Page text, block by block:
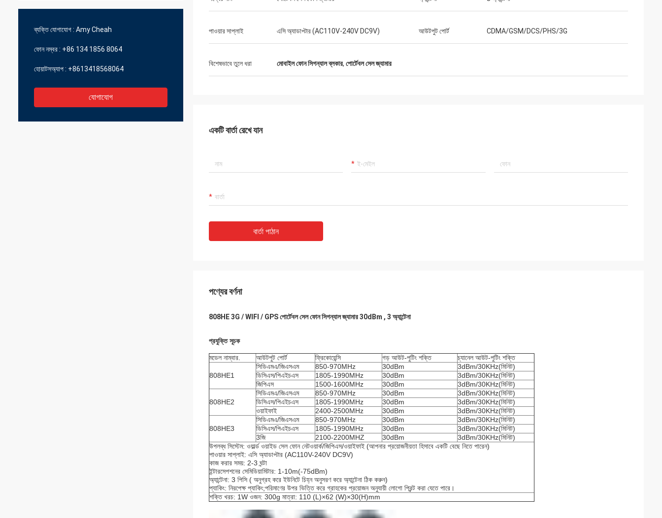
ব্যক্তি যোগাযোগ : Amy Cheah
ফোন নম্বর : +86 134 1856 8064
হোয়াটসঅ্যাপ : +8613418568064
যোগাযোগ
পাওয়ার সাপ্লাই এসি অ্যাডাপ্টার (AC110V-240V DC9V) আউটপুট পোর্ট CDMA/GSM/DCS/PHS/3G
বিশেষভাবে তুলে ধরা মোবাইল ফোন সিগন্যাল ব্লকার, পোর্টেবল সেল জ্যামার
একটি বার্তা রেখে যান
বার্তা পাঠান
পণ্যের বর্ণনা
808HE 3G / WIFI / GPS পোর্টেবল সেল ফোন সিগন্যাল জ্যামার 30dBm , 3 অ্যান্টেনা
প্রযুক্তি সূচক
মডেল নাম্বার. আউটপুট পোর্ট ফ্রিকোয়েন্সি গড় আউট-পুটিং শক্তি চ্যানেল আউট-পুটিং শক্তি
808HE1
সিডিএমএ/জিএসএম 850-970MHz 30dBm
3dBm/30KHz(মিনিট)
ডিসিএস/পিএইচএস
1805-1990MHz 30dBm
3dBm/30KHz(মিনিট)
জিপিএস
1500-1600MHz 30dBm 3dBm/30KHz(মিনিট)
808HE2
সিডিএমএ/জিএসএম 850-970MHz 30dBm
3dBm/30KHz(মিনিট)
ডিসিএস/পিএইচএস
1805-1990MHz 30dBm
3dBm/30KHz(মিনিট)
ওয়াইফাই
2400-2500MHz 30dBm 3dBm/30KHz(মিনিট)
808HE3
সিডিএমএ/জিএসএম 850-970MHz 30dBm
3dBm/30KHz(মিনিট)
ডিসিএস/পিএইচএস
1805-1990MHz 30dBm
3dBm/30KHz(মিনিট)
3জি
2100-2200MHZ 30dBm
3dBm/30KHz(মিনিট)
উপলব্ধ সিস্টেম: ওয়ার্ল্ড ওয়াইড সেল ফোন নেটওয়ার্ক/জিপিএস/ওয়াইফাই (আপনার প্রয়োজনীয়তা হিসাবে একটি বেছে নিতে পারেন)
পাওয়ার সাপ্লাই: এসি অ্যাডাপ্টার (AC110V-240V DC9V)
কাজ করার সময়: 2-3 ঘন্টা
ইন্টারসেপশনের সেমিডিয়ামিটার: 1-10m(-75dBm)
অ্যান্টেনা: 3 পিসি ( অনুগ্রহ করে ইউনিটে চিহ্ন অনুসরণ করে অ্যান্টেনা ঠিক করুন)
প্যাকিং: নিরপেক্ষ প্যাকিং;পরিমাণের উপর ভিত্তি করে গ্রাহকের প্রয়োজন অনুযায়ী লোগো প্রিন্ট করা যেতে পারে।
শক্তি খরচ: 1W ওজন: 300g মাত্রা: 110 (L)×62 (W)×30(H)mm